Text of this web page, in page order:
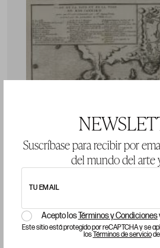
Suscríbase para recibir por
del mundo del arte
TU EMAIL
Acepto losTérminos y Condiciones
Este sitio está protegido por reCAPTCHA y se
losTérminos de serviciode
CHARLES SEVIN DE QUINCY
Meaux, Francia / París, Francia
"Río de Janeiro. Carta náutica"